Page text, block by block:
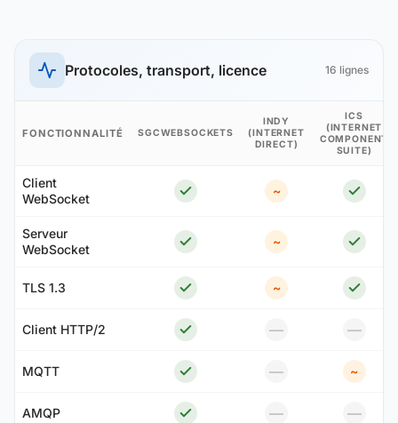
Protocoles, transport, licence 16 lignes
FONCTIONNALITÉ SGCWEBSOCKETS
INDY
(INTERNET
DIRECT)
ICS
(INTERNET
COMPONENT
SUITE)
Client
WebSocket
~
Serveur
WebSocket
~
TLS 1.3 ~
Client HTTP/2 — —
MQTT — ~
AMQP — —